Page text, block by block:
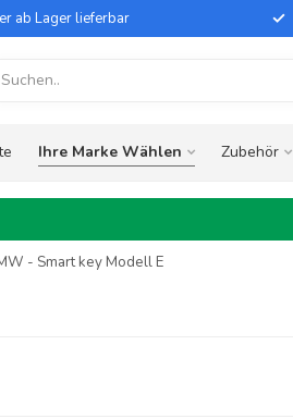
ab Lager lieferbar
Ihre Marke Wählen Zubehör
- Smart key Modell E